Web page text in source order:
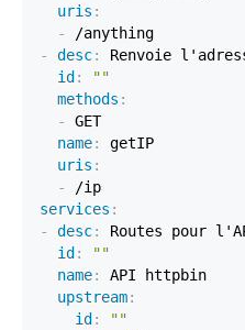
uris :
-
-
desc:
id :
""
methods :
-
name:
uris :
-
services :
-
desc:
id :
""
name:
upstream:
id :
""